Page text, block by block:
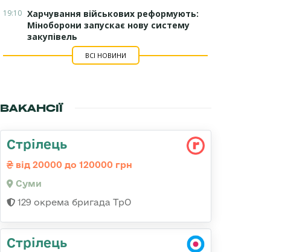
19:10 Харчування військових реформують:
Міноборони запускає нову систему
закупівель
ВСІ НОВИНИ
ВАКАНСІЇ
Стрілець
від 20000 до 120000 грн
Суми
129 окрема бригада ТрО
Стрілець